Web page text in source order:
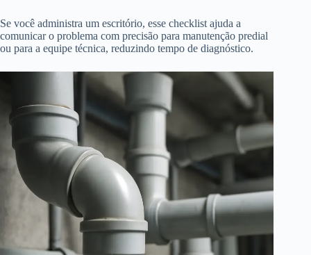
Se você administra um escritório, esse checklist ajuda a
comunicar o problema com precisão para manutenção predial
ou para a equipe técnica, reduzindo tempo de diagnóstico.